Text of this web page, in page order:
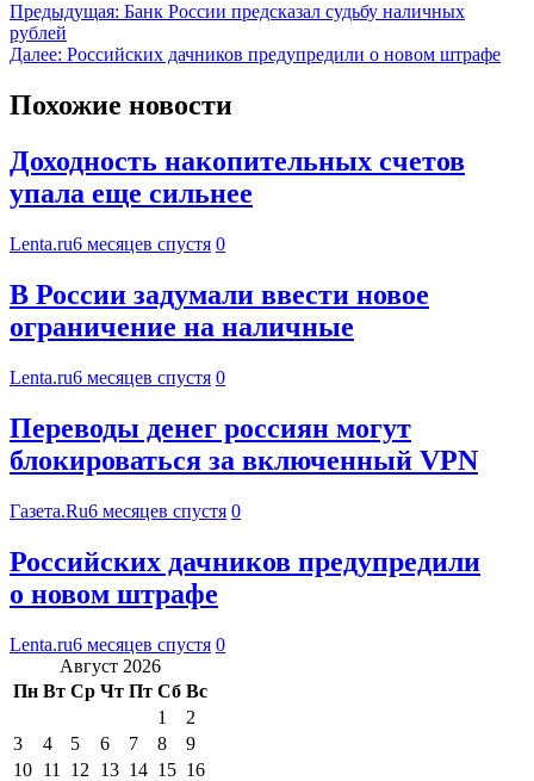
Предыдущая: Банк России предсказал судьбу наличных
рублей
Далее: Российских дачников предупредили о новом штрафе
Похожие новости
Доходность накопительных счетов
упала еще сильнее
Lenta.ru6 месяцев спустя 0
В России задумали ввести новое
ограничение на наличные
Lenta.ru6 месяцев спустя 0
Переводы денег россиян могут
блокироваться за включенный VPN
Газета.Ru6 месяцев спустя 0
Российских дачников предупредили
о новом штрафе
Lenta.ru6 месяцев спустя 0
Август 2026
Пн Вт Ср Чт Пт Сб Вс
1
2
3
4 5 6 7 8
9
10 11 12 13 14 15 16